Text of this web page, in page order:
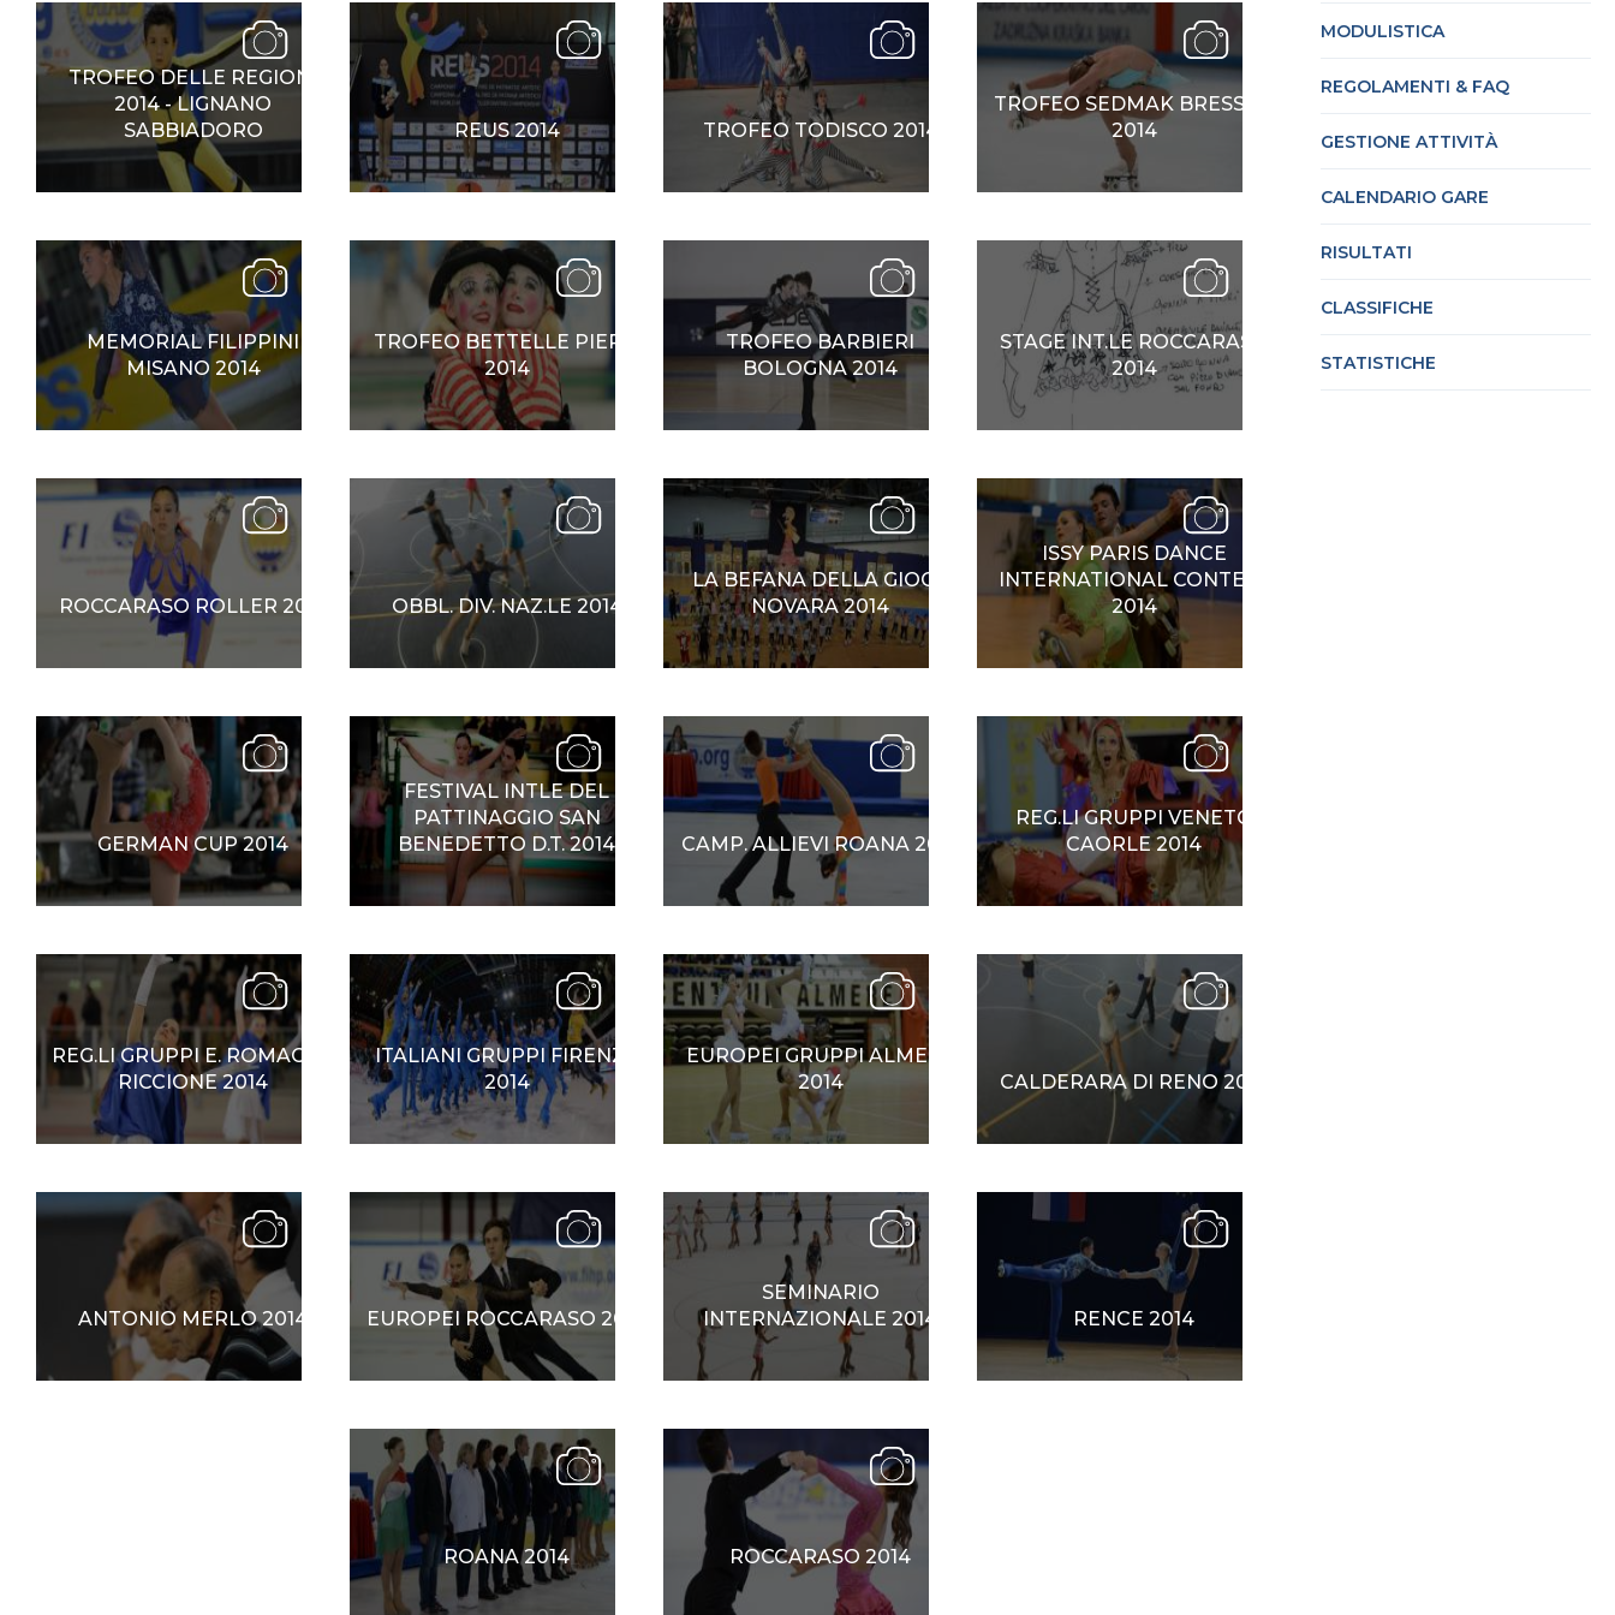
TROFEO DELLE REGIONI
2014 - LIGNANO
SABBIADORO
REUS 2014 TROFEO TODISCO 2014
TROFEO SEDMAK BRESSAN
2014
MEMORIAL FILIPPINI
MISANO 2014
TROFEO BETTELLE PIERIS
2014
TROFEO BARBIERI
BOLOGNA 2014
STAGE INT.LE ROCCARASO
2014
ROCCARASO ROLLER 2014 OBBL. DIV. NAZ.LE 2014
LA BEFANA DELLA GIOCA
NOVARA 2014
ISSY PARIS DANCE
INTERNATIONAL CONTEST
2014
GERMAN CUP 2014
FESTIVAL INTLE DEL
PATTINAGGIO SAN
BENEDETTO D.T. 2014
CAMP. ALLIEVI ROANA 2014
REG.LI GRUPPI VENETO
CAORLE 2014
REG.LI GRUPPI E. ROMAGNA
RICCIONE 2014
ITALIANI GRUPPI FIRENZE
2014
EUROPEI GRUPPI ALMERE
2014
CALDERARA DI RENO 2014
ANTONIO MERLO 2014 EUROPEI ROCCARASO 2014
SEMINARIO
INTERNAZIONALE 2014
RENCE 2014
ROANA 2014 ROCCARASO 2014
MODULISTICA
REGOLAMENTI & FAQ
GESTIONE ATTIVITÀ
CALENDARIO GARE
RISULTATI
CLASSIFICHE
STATISTICHE
SKATE4ALL
Mappa del sito Calendario Ricerca Impianti Feed Photogallery Privacy Policy Cookie policy